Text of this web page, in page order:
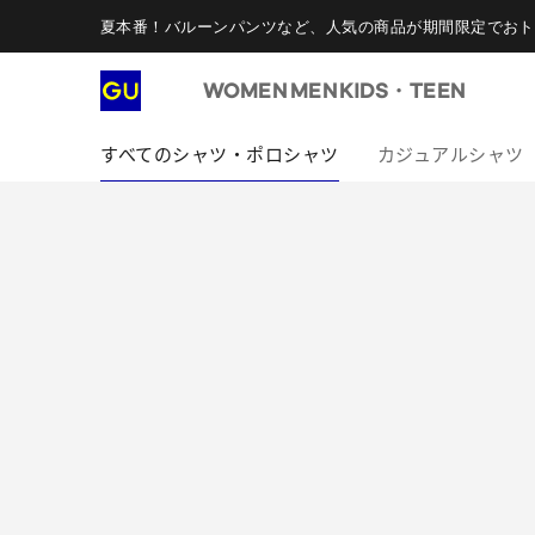
夏本番！バルーンパンツなど、人気の商品が期間限定でおト
WOMEN MENKIDS・TEEN
すべてのシャツ・ポロシャツ カジュアルシャツ